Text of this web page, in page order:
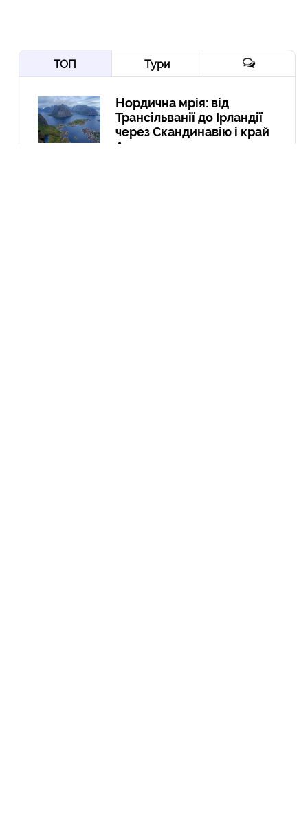
ТОП Тури
Нордична мрія: від
Трансільванії до Ірландії
через Скандинавію і край
Арктики